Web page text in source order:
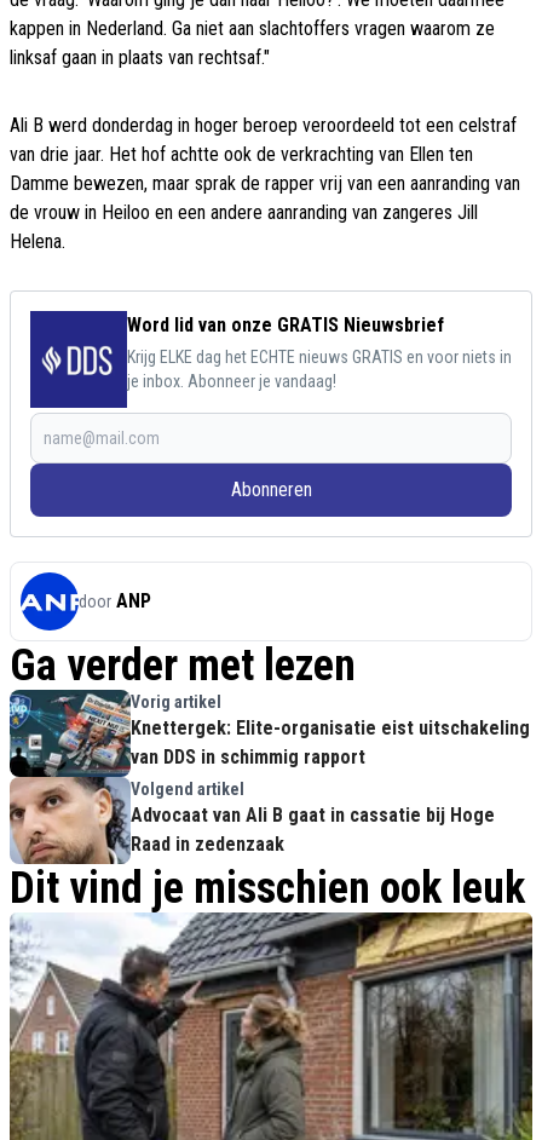
kappen in Nederland. Ga niet aan slachtoffers vragen waarom ze
linksaf gaan in plaats van rechtsaf."
Ali B werd donderdag in hoger beroep veroordeeld tot een celstraf
van drie jaar. Het hof achtte ook de verkrachting van Ellen ten
Damme bewezen, maar sprak de rapper vrij van een aanranding van
de vrouw in Heiloo en een andere aanranding van zangeres Jill
Helena.
Word lid van onze GRATIS Nieuwsbrief
Krijg ELKE dag het ECHTE nieuws GRATIS en voor niets in
je inbox. Abonneer je vandaag!
Abonneren
door ANP
Ga verder met lezen
Vorig artikel
Knettergek: Elite-organisatie eist uitschakeling
van DDS in schimmig rapport
Volgend artikel
Advocaat van Ali B gaat in cassatie bij Hoge
Raad in zedenzaak
Dit vind je misschien ook leuk